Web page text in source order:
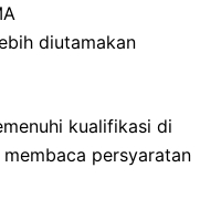
diutamakan
kualifikasi di
persyaratan